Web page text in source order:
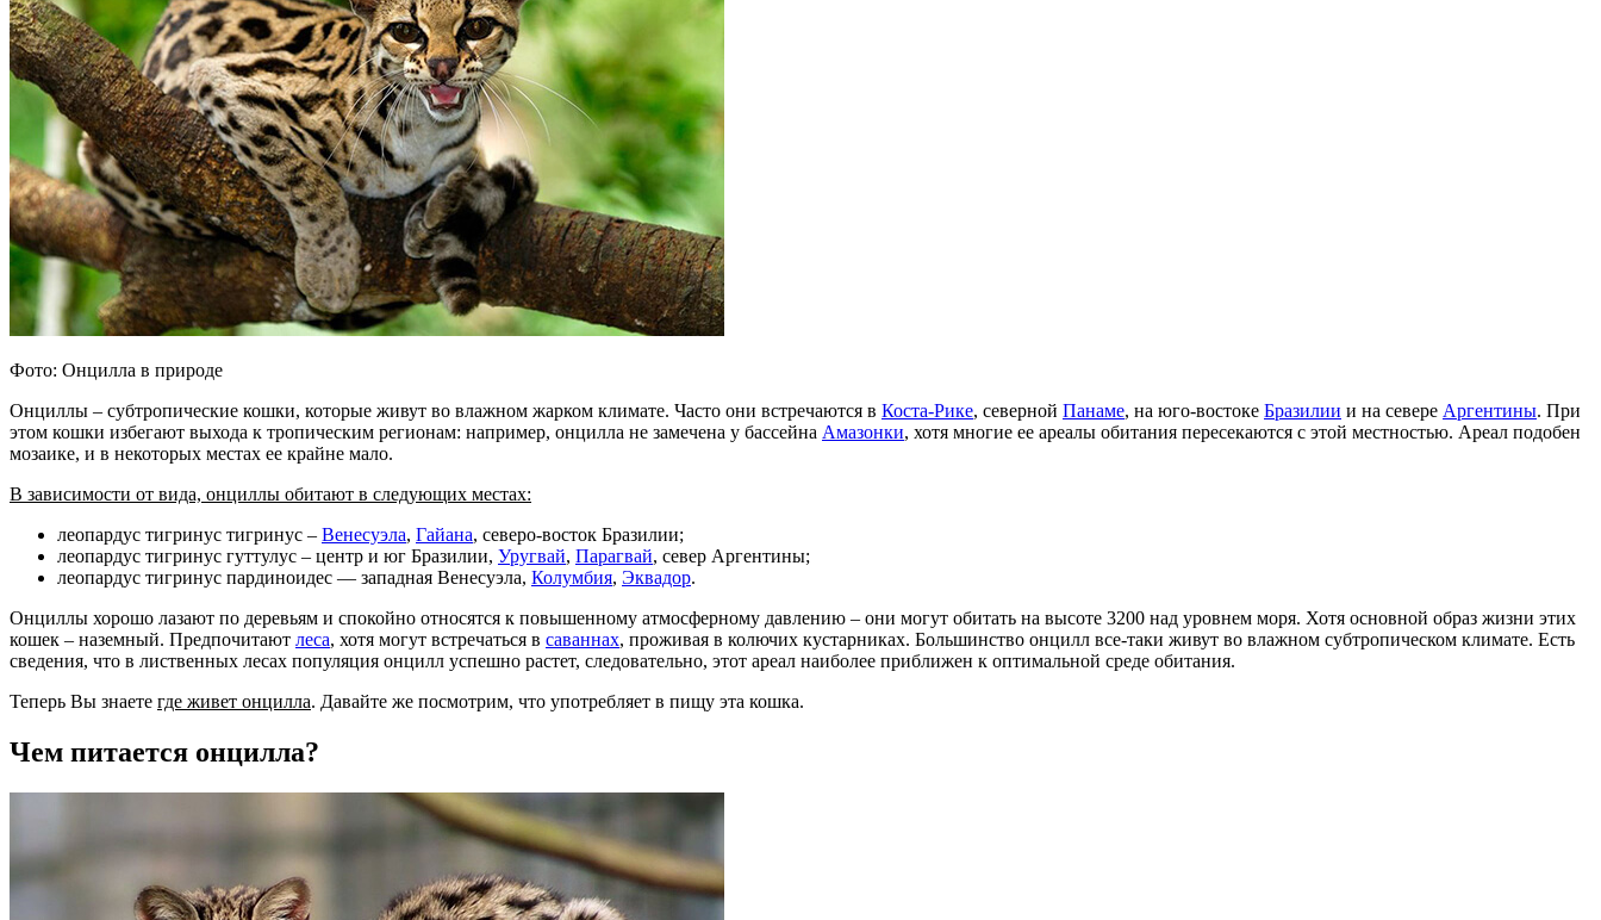
Фото: Онцилла в природе
Онциллы – субтропические кошки, которые живут во влажном жарком климате. Часто они встречаются в Коста-Рике, северной Панаме, на юго-востоке Бразилии и на севере Аргентины. При
этом кошки избегают выхода к тропическим регионам: например, онцилла не замечена у бассейна Амазонки, хотя многие ее ареалы обитания пересекаются с этой местностью. Ареал подобен
мозаике, и в некоторых местах ее крайне мало.
В зависимости от вида, онциллы обитают в следующих местах:
леопардус тигринус тигринус – Венесуэла, Гайана, северо-восток Бразилии;
леопардус тигринус гуттулус – центр и юг Бразилии, Уругвай, Парагвай, север Аргентины;
леопардус тигринус пардиноидес — западная Венесуэла, Колумбия, Эквадор.
Онциллы хорошо лазают по деревьям и спокойно относятся к повышенному атмосферному давлению – они могут обитать на высоте 3200 над уровнем моря. Хотя основной образ жизни этих
кошек – наземный. Предпочитают леса, хотя могут встречаться в саваннах, проживая в колючих кустарниках. Большинство онцилл все-таки живут во влажном субтропическом климате. Есть
сведения, что в лиственных лесах популяция онцилл успешно растет, следовательно, этот ареал наиболее приближен к оптимальной среде обитания.
Теперь Вы знаете где живет онцилла. Давайте же посмотрим, что употребляет в пищу эта кошка.
Чем питается онцилла?